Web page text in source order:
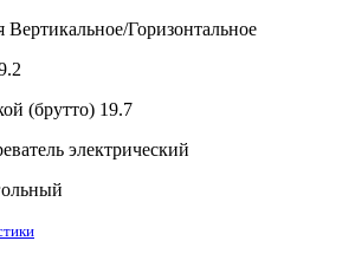
Вертикальное/Горизонтальное
(брутто) 19.7
электрический